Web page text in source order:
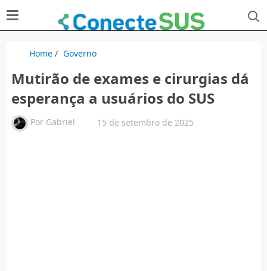
Home/ Governo
Mutirão de exames e cirurgias dá
esperança a usuários do SUS
Por Gabriel 15 de setembro de 2025